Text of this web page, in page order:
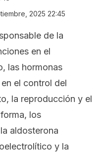
2025 22:45
de la
en el
las hormonas
el control del
la reproducción y el
los
aldosterona
y la